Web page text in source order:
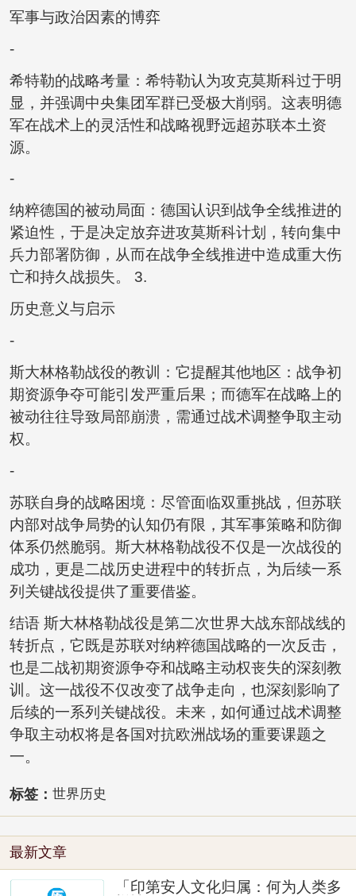
军事与政治因素的博弈
-
希特勒的战略考量：希特勒认为攻克莫斯科过于明
显，并强调中央集团军群已受极大削弱。这表明德
军在战术上的灵活性和战略视野远超苏联本土资
源。
-
纳粹德国的被动局面：德国认识到战争全线推进的
紧迫性，于是决定放弃进攻莫斯科计划，转向集中
兵力部署防御，从而在战争全线推进中造成重大伤
亡和持久战损失。 3.
历史意义与启示
-
斯大林格勒战役的教训：它提醒其他地区：战争初
期资源争夺可能引发严重后果；而德军在战略上的
被动往往导致局部崩溃，需通过战术调整争取主动
权。
-
苏联自身的战略困境：尽管面临双重挑战，但苏联
内部对战争局势的认知仍有限，其军事策略和防御
体系仍然脆弱。斯大林格勒战役不仅是一次战役的
成功，更是二战历史进程中的转折点，为后续一系
列关键战役提供了重要借鉴。
结语 斯大林格勒战役是第二次世界大战东部战线的
转折点，它既是苏联对纳粹德国战略的一次反击，
也是二战初期资源争夺和战略主动权丧失的深刻教
训。这一战役不仅改变了战争走向，也深刻影响了
后续的一系列关键战役。未来，如何通过战术调整
争取主动权将是各国对抗欧洲战场的重要课题之
一。
标签： 世界历史
最新文章
「印第安人文化归属：何为人类多